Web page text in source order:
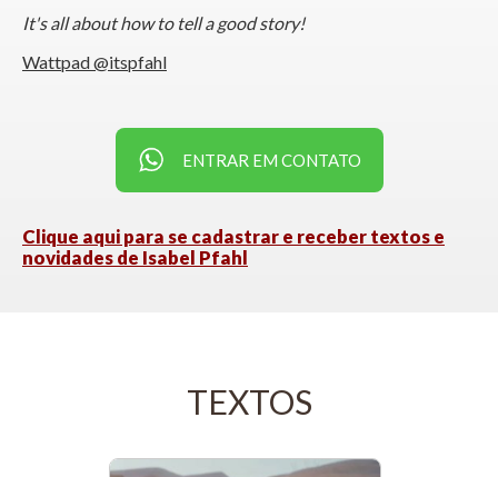
It's all about how to tell a good story!
Wattpad @itspfahl
ENTRAR EM CONTATO
Clique aqui para se cadastrar e receber textos e
novidades de Isabel Pfahl
TEXTOS